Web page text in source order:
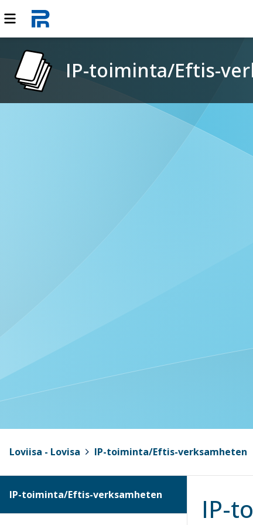
IP-toiminta/Eftis-
Loviisa - Lovisa IP-toiminta/Eftis-verksamheten
IP-
IP-toiminta/Eftis-verksamheten